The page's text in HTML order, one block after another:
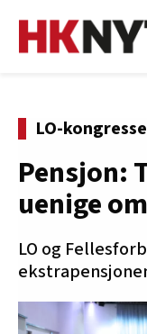
LO-
Pensjon:
uenige
LO og